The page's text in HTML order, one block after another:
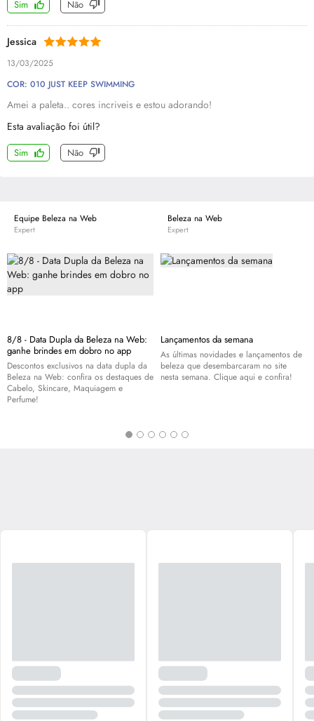
Sim Não
Jessica
13/03/2025
COR: 010 JUST KEEP SWIMMING
Amei a paleta.. cores incriveis e estou adorando!
Esta avaliação foi útil?
Sim Não
Equipe Beleza na Web
Expert
8/8 - Data Dupla da Beleza na Web:
ganhe brindes em dobro no app
Descontos exclusivos na data dupla da
Beleza na Web: confira os destaques de
Cabelo, Skincare, Maquiagem e
Perfume!
Beleza na Web
Expert
Lançamentos da semana
As últimas novidades e lançamentos de
beleza que desembarcaram no site
nesta semana. Clique aqui e confira!